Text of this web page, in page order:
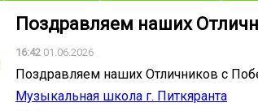
Поздравляем наших
16:42 01.06.2026
Поздравляем наших Отличников с
Музыкальная школа г. Питкяранта